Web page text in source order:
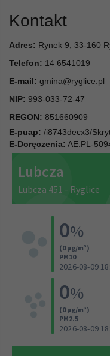
Kontakt
Adres: Rynek 9, 33-160
Telefon: 14 6541019
E-mail: gmina@ryglice.pl
NIP: 993-033-72-47
REGON: 851660909
E-puap: /i8743decx3/
E-Doręczenia: AE:PL-